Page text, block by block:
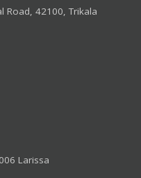
Road, 42100, Trikala
Larissa